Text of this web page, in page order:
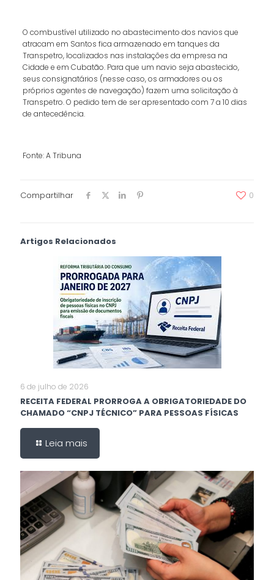
O combustível utilizado no abastecimento dos navios que
atracam em Santos fica armazenado em tanques da
Transpetro, localizados nas instalações da empresa na
Cidade e em Cubatão. Para que um navio seja abastecido,
seus consignatários (nesse caso, os armadores ou os
próprios agentes de navegação) fazem uma solicitação à
Transpetro. O pedido tem de ser apresentado com 7 a 10 dias
de antecedência.
Fonte: A Tribuna
Compartilhar 0
Artigos Relacionados
6 de julho de 2026
RECEITA FEDERAL PRORROGA A OBRIGATORIEDADE DO
CHAMADO “CNPJ TÉCNICO” PARA PESSOAS FÍSICAS
Leia mais